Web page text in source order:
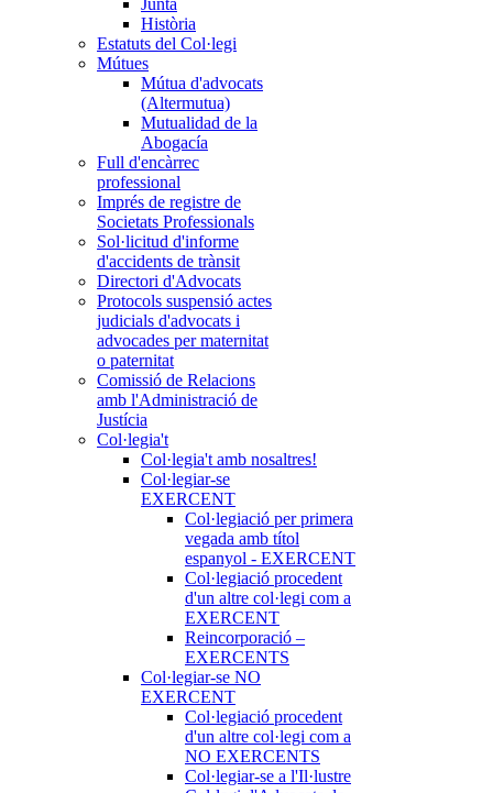
Història
Estatuts del Col·legi
Mútues
Mútua d'advocats
(Altermutua)
Mutualidad de la
Abogacía
Full d'encàrrec
professional
Imprés de registre de
Societats Professionals
Sol·licitud d'informe
d'accidents de trànsit
Directori d'Advocats
Protocols suspensió actes
judicials d'advocats i
advocades per maternitat
o paternitat
Comissió de Relacions
amb l'Administració de
Justícia
Col·legia't
Col·legia't amb nosaltres!
Col·legiar-se
EXERCENT
Col·legiació per primera
vegada amb títol
espanyol - EXERCENT
Col·legiació procedent
d'un altre col·legi com a
EXERCENT
Reincorporació –
EXERCENTS
Col·legiar-se NO
EXERCENT
Col·legiació procedent
d'un altre col·legi com a
NO EXERCENTS
Col·legiar-se a l'Il·lustre